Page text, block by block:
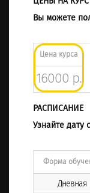
Вы можете
Цена курса
16000 р.
РАСПИСАНИЕ
Узнайте дату
Форма
Дневная